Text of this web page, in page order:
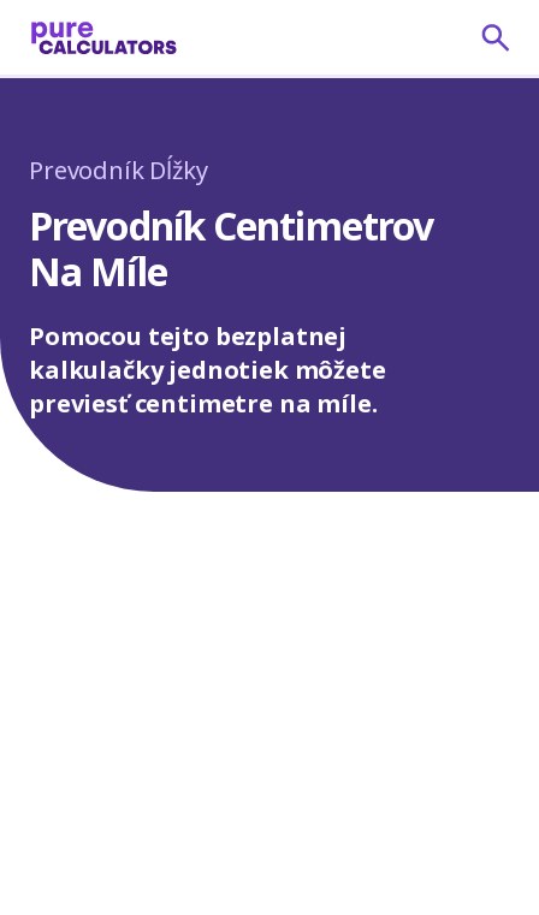
Prevodník Dĺžky
Prevodník Centimetrov
Na Míle
Pomocou tejto bezplatnej
kalkulačky jednotiek môžete
previesť centimetre na míle.